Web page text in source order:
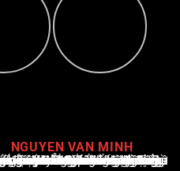
NGUYEN VAN MINH
Nguyễn Văn Minh là một trong những chuyên gia hàng đầu về báo cáo tin tức thể thao tại Việt Nam, với hơn 10 năm hoạt động trong ngành. Ông có kiến thức sâu rộng và kinh nghiệm đáng kể trong việc phân tích và báo cáo về các sự kiện thể thao hàng đầu. Sự hiểu biết sâu sắc của ông về ngành này đã giúp ông xây dựng uy tín và danh tiếng trong cộng đồng báo chí thể thao.